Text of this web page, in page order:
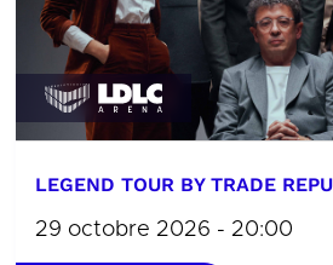
LEGEND TOUR BY TRADE
29 octobre 2026 - 20:00